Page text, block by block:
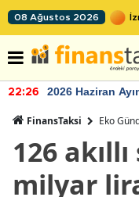
08 Ağustos 2026
22:26 2026 Haziran
FinansTaksi Eko
126
milyar